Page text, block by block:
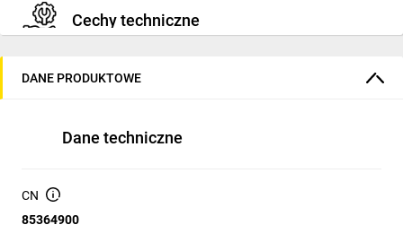
Cechy techniczne
malowana proszkowo, kolor RAL 9016 (biały)
Prąd znamionowy: 125 A; klasa ochrony II
DANE PRODUKTOWE
Dane techniczne
CN
85364900